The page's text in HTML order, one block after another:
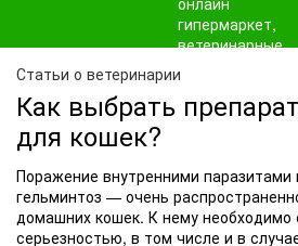
Статьи о ветеринарии
Как выбрать
для кошек?
Поражение внутренними паразитами
гельминтоз — очень
домашних кошек. К нему необходимо
серьезностью, в том числе и в